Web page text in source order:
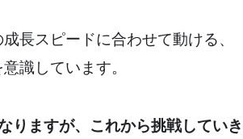
長スピードに合わせて動ける、
識しています。
りますが、これから挑戦していき